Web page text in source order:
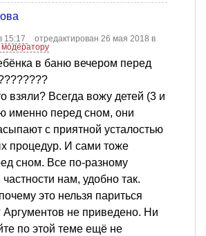
15:17
отредактирован 26 мая 2018 в
в баню вечером перед
взяли? Всегда вожу детей (3 и
именно перед сном, они
с приятной усталостью
процедур. И сами тоже
сном. Все по-разному
нам, удобно так.
это нельзя париться
Аргументов не приведено. Ни
по этой теме ещё не